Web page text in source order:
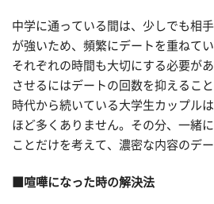
中学に通っている間は、少しでも相
が強いため、頻繁にデートを重ねて
それぞれの時間も大切にする必要が
させるにはデートの回数を抑えるこ
時代から続いている大学生カップル
ほど多くありません。その分、一緒
ことだけを考えて、濃密な内容のデ
■喧嘩になった時の解決法